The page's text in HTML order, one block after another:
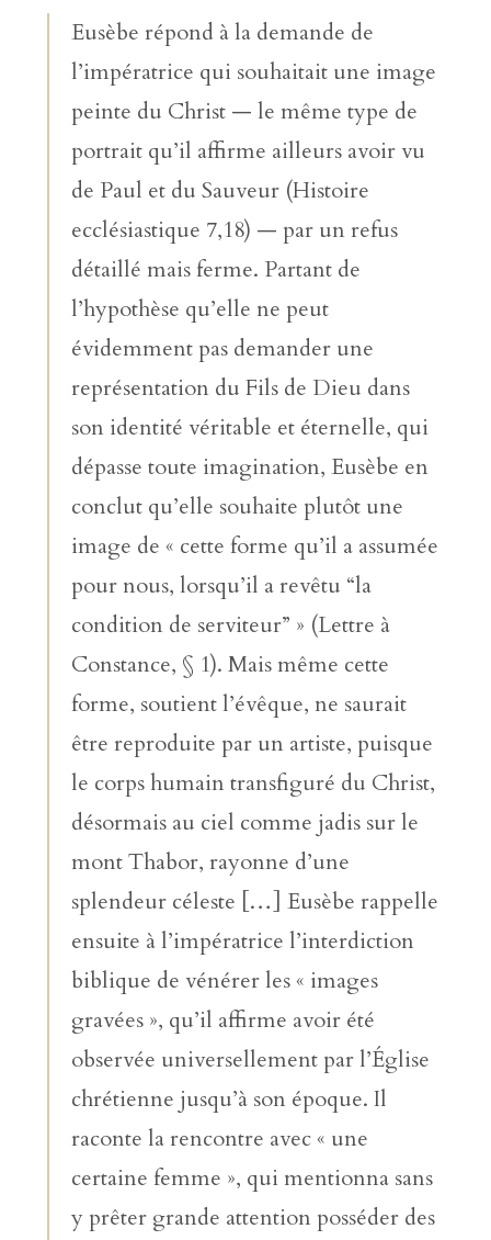
Eusèbe répond à la demande de
l’impératrice qui souhaitait une image
peinte du Christ — le même type de
portrait qu’il affirme ailleurs avoir vu
de Paul et du Sauveur (Histoire
ecclésiastique 7,18) — par un refus
détaillé mais ferme. Partant de
l’hypothèse qu’elle ne peut
évidemment pas demander une
représentation du Fils de Dieu dans
son identité véritable et éternelle, qui
dépasse toute imagination, Eusèbe en
conclut qu’elle souhaite plutôt une
image de « cette forme qu’il a assumée
pour nous, lorsqu’il a revêtu “la
condition de serviteur” » (Lettre à
Constance, § 1). Mais même cette
forme, soutient l’évêque, ne saurait
être reproduite par un artiste, puisque
le corps humain transfiguré du Christ,
désormais au ciel comme jadis sur le
mont Thabor, rayonne d’une
splendeur céleste […] Eusèbe rappelle
ensuite à l’impératrice l’interdiction
biblique de vénérer les « images
gravées », qu’il affirme avoir été
observée universellement par l’Église
chrétienne jusqu’à son époque. Il
raconte la rencontre avec « une
certaine femme », qui mentionna sans
y prêter grande attention posséder des